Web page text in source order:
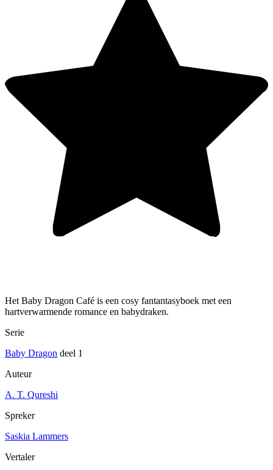
Het Baby Dragon Café is een cosy fantantasyboek met een
hartverwarmende romance en babydraken.
Serie
Baby Dragon deel 1
Auteur
A. T. Qureshi
Spreker
Saskia Lammers
Vertaler